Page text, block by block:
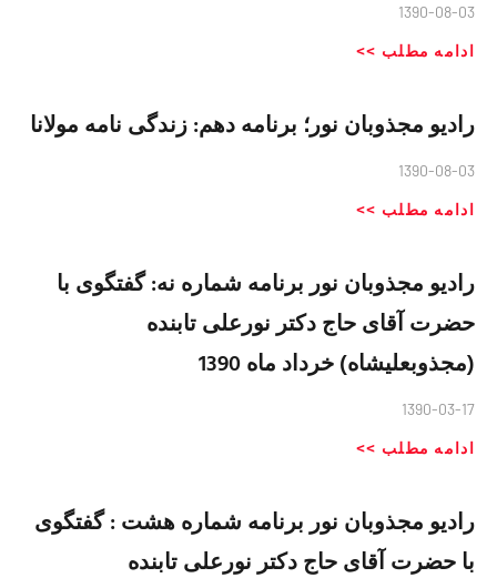
1390-08-03
ادامه مطلب >>
رادیو مجذوبان نور؛ برنامه دهم: زندگی نامه مولانا
1390-08-03
ادامه مطلب >>
رادیو مجذوبان نور برنامه شماره نه: گفتگوی با
حضرت آقای حاج دکتر نورعلی تابنده
(مجذوبعلیشاه) خرداد ماه 1390
1390-03-17
ادامه مطلب >>
رادیو مجذوبان نور برنامه شماره هشت : گفتگوی
با حضرت آقای حاج دکتر نورعلی تابنده